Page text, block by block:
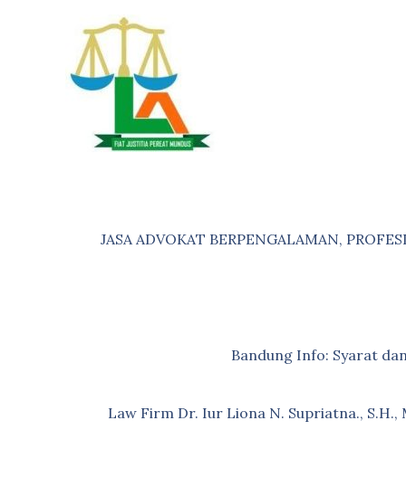
JASA ADVOKAT BERPENGALAMAN,
Bandung Info: Syarat
Law Firm Dr. Iur Liona N. Supriatna.,